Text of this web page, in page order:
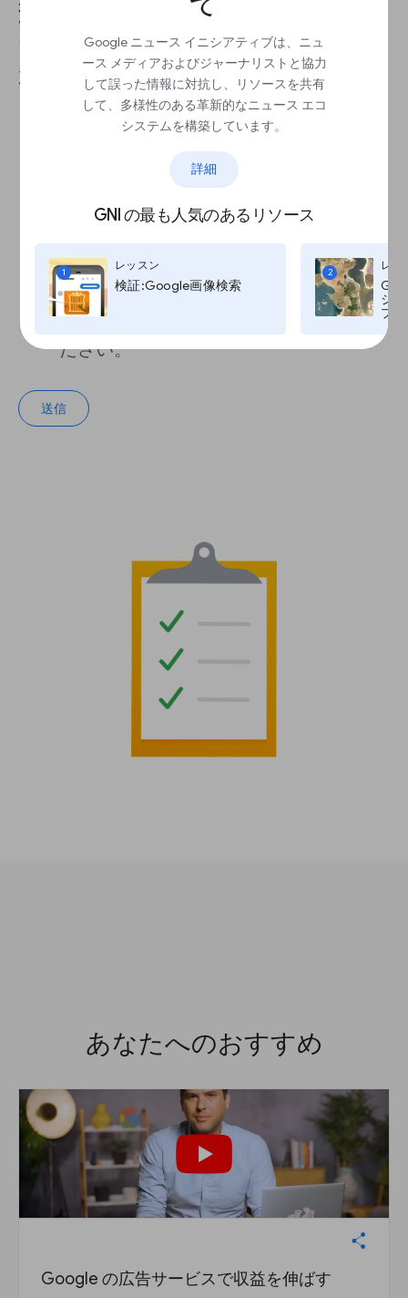
Google ニュース イニシアティブは、ニュ
ース メディアおよびジャーナリストと協力
して誤った情報に対抗し、リソースを共有
して、多様性のある革新的なニュース エコ
システムを構築しています。
詳細
GNI の最も人気のあるリソース
1
レッスン
検証:Google画像検索
2
レッ
ジ
プ,
効にするようにお願いするメッ
セージとして最適なものはどれ
か
当サイトを許可リストに登録してくださ
広告ブロッカーを無効にしてください。
広告を許可してください。
当サイトをホワイトリストに登録してく
ださい。
送信
あなたへのおすすめ
Google の広告サービスで収益を伸ばす